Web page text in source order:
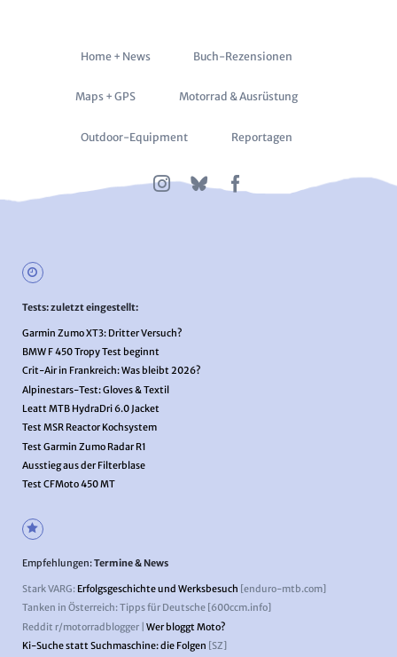
Navigation
Home + News Buch-Rezensionen
Maps + GPS Motorrad & Ausrüstung
Outdoor-Equipment Reportagen
Tests: zuletzt eingestellt:
Garmin Zumo XT3: Dritter Versuch?
BMW F 450 Tropy Test beginnt
Crit-Air in Frankreich: Was bleibt 2026?
Alpinestars-Test: Gloves & Textil
Leatt MTB HydraDri 6.0 Jacket
Test MSR Reactor Kochsystem
Test Garmin Zumo Radar R1
Ausstieg aus der Filterblase
Test CFMoto 450 MT
Empfehlungen:Termine & News
Stark VARG: Erfolgsgeschichte und Werksbesuch [enduro-mtb.com]
Tanken in Österreich: Tipps für Deutsche [600ccm.info]
Reddit r/motorradblogger | Wer bloggt Moto?
Ki-Suche statt Suchmaschine: die Folgen [SZ]